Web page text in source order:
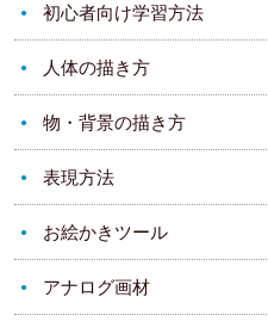
初心者向け学習方法
人体の描き方
物・背景の描き方
表現方法
お絵かきツール
アナログ画材